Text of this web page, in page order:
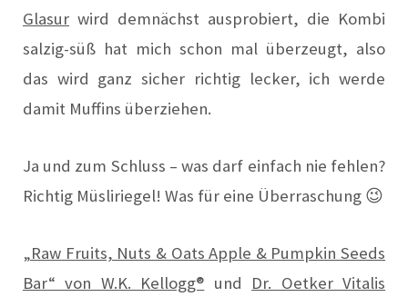
Glasur wird demnächst ausprobiert, die Kombi
salzig-süß hat mich schon mal überzeugt, also
das wird ganz sicher richtig lecker, ich werde
damit Muffins überziehen.
Ja und zum Schluss – was darf einfach nie fehlen?
Richtig Müsliriegel! Was für eine Überraschung 😉
„Raw Fruits, Nuts & Oats Apple & Pumpkin Seeds
Bar“ von W.K. Kellogg® und Dr. Oetker Vitalis